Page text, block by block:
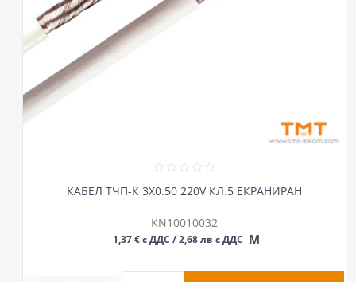
КАБЕЛ ТЧП-К 3Х0.50 220V КЛ.5 ЕКРАНИРАН
KN10010032
1,37 € с ДДС / 2,68 лв с ДДС М